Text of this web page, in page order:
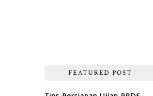
FEATURED POST